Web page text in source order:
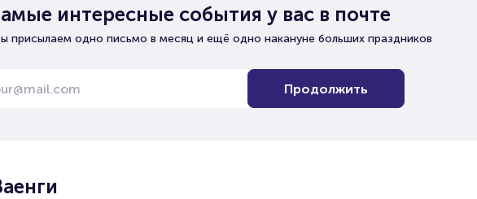
интересные события у вас в почте
присылаем одно письмо в месяц и ещё одно накануне больших праздников
Продолжить